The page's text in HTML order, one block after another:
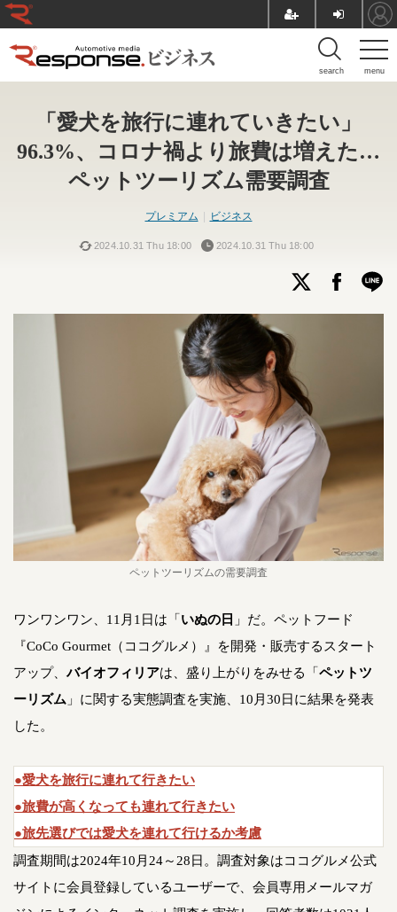
menu
search
「愛犬を旅行に連れていきたい」
96.3%、コロナ禍より旅費は増えた…
ペットツーリズム需要調査
プレミアム ビジネス
2024.10.31 Thu 18:00 2024.10.31 Thu 18:00
ペットツーリズムの需要調査
ワンワンワン、11月1日は「 いぬの日 」だ。ペットフード
『CoCo Gourmet（ココグルメ）』を開発・販売するスタート
アップ、バイオフィリアは、盛り上がりをみせる「 ペットツ
ーリズム 」に関する実態調査を実施、10月30日に結果を発表
した。
●愛犬を旅行に連れて行きたい
●旅費が高くなっても連れて行きたい
●旅先選びでは愛犬を連れて行けるか考慮
調査期間は2024年10月24～28日。調査対象はココグルメ公式
サイトに会員登録しているユーザーで、会員専用メールマガ